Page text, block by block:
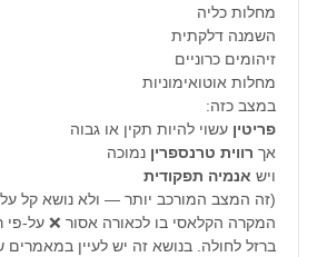
מחלות כליה
השמנה דלקתית
זיהומים כרוניים
מחלות אוטואימוניות
במצב כזה:
פריטין עשוי להיות תקין או גבוה
אך רווית טרנספרין נמוכה
ויש אנמיה תפקודית
(זה המצב המורכב יותר — ולא נושא קל
המקרה הקלאסי בו לכאורה אסור ❌ על-
ברזל לחולה. בנושא זה יש לעיין